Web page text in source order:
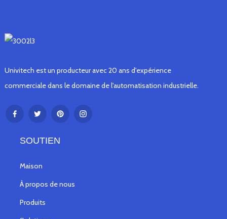
Univitech est un producteur avec 20 ans d'expérience
commerciale dans le domaine de l'automatisation industrielle.
SOUTIEN
Maison
À propos de nous
Produits